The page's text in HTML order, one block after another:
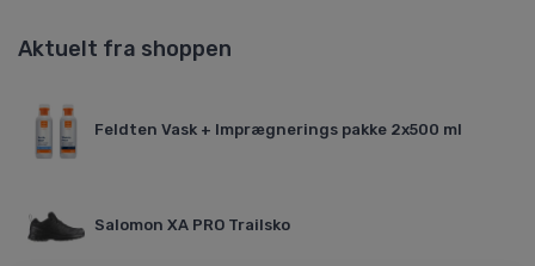
Aktuelt fra shoppen
Feldten Vask + Imprægnerings pakke 2x500 ml
Salomon XA PRO Trailsko